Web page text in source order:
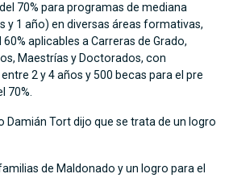
70% para programas de mediana
y 1 año) en diversas áreas formativas,
aplicables a Carreras de Grado,
Maestrías y Doctorados, con
2 y 4 años y 500 becas para el pre
70%.
Damián Tort dijo que se trata de un logro
de Maldonado y un logro para el